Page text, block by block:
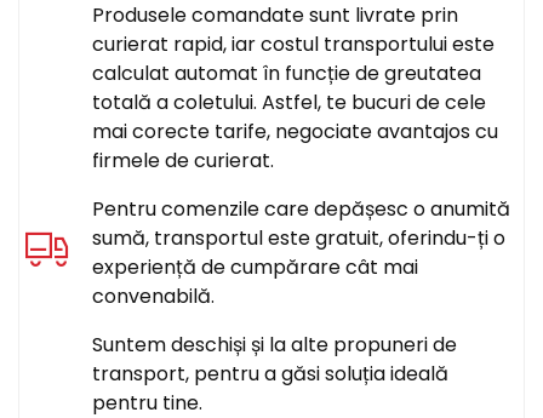
Produsele comandate sunt livrate prin
curierat rapid, iar costul transportului este
calculat automat în funcție de greutatea
totală a coletului. Astfel, te bucuri de cele
mai corecte tarife, negociate avantajos cu
firmele de curierat.
Pentru comenzile care depășesc o anumită
sumă, transportul este gratuit, oferindu-ți o
experiență de cumpărare cât mai
convenabilă.
Suntem deschiși și la alte propuneri de
transport, pentru a găsi soluția ideală
pentru tine.